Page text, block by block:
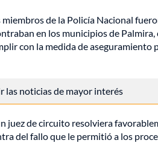
de la Policía Nacional
en los municipios de Palmira,
con la medida de
las noticias de mayor interés
juez de circuito resolviera
del fallo que le permitió a los